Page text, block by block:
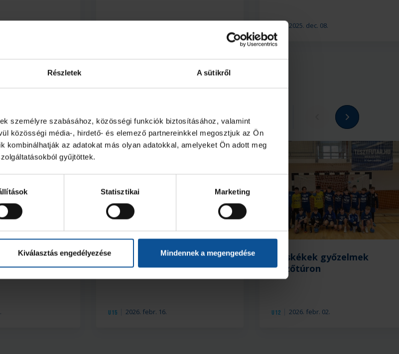
Részletek A sütikről
személyre szabásához, közösségi funkciók biztosításához, valamint
közösségi média-, hirdető- és elemező partnereinkkel megosztjuk az Ön
kombinálhatják az adatokat más olyan adatokkal, amelyeket Ön adott meg
gyűjtöttek.
Statisztikai Marketing
Kiválasztás engedélyezése Mindennek a megengedése
2025. dec. 08.
Megnézem az összeset
jutott
U15 2026. febr. 16.
Egy győzelem, egy vereség
U12 2026. febr. 02.
#kiskékek győzelmek
Mezőtúron